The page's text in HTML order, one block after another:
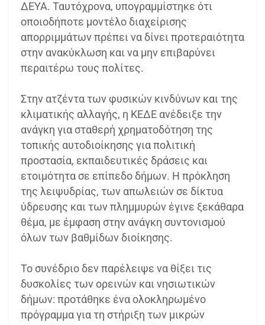
ΔΕΥΑ. Ταυτόχρονα, υπογραμμίστηκε ότι
οποιοδήποτε μοντέλο διαχείρισης
απορριμμάτων πρέπει να δίνει προτεραιότητα
στην ανακύκλωση και να μην επιβαρύνει
περαιτέρω τους πολίτες.
Στην ατζέντα των φυσικών κινδύνων και της
κλιματικής αλλαγής, η ΚΕΔΕ ανέδειξε την
ανάγκη για σταθερή χρηματοδότηση της
τοπικής αυτοδιοίκησης για πολιτική
προστασία, εκπαιδευτικές δράσεις και
ετοιμότητα σε επίπεδο δήμων. Η πρόκληση
της λειψυδρίας, των απωλειών σε δίκτυα
ύδρευσης και των πλημμυρών έγινε ξεκάθαρα
θέμα, με έμφαση στην ανάγκη συντονισμού
όλων των βαθμίδων διοίκησης.
Το συνέδριο δεν παρέλειψε να θίξει τις
δυσκολίες των ορεινών και νησιωτικών
δήμων: προτάθηκε ένα ολοκληρωμένο
πρόγραμμα για τη στήριξη των μικρών